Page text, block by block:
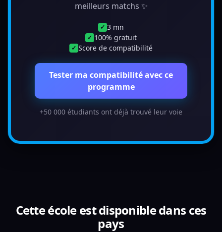
meilleurs matchs ✨
✓ 3 mn
✓ 100% gratuit
✓ Score de compatibilité
Tester ma compatibilité avec ce
programme
+50 000 étudiants ont déjà trouvé leur voie
Cette école est disponible dans ces
pays